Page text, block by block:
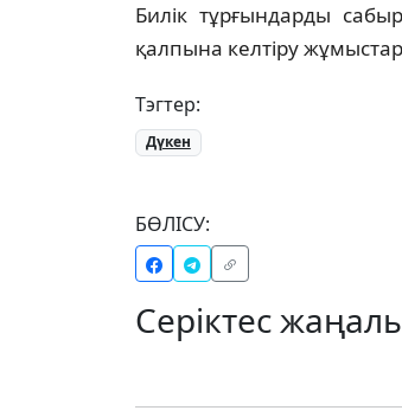
Билік тұрғындарды
қалпына келтіру
Тэгтер:
Дүкен
БӨЛІСУ:
Серіктес